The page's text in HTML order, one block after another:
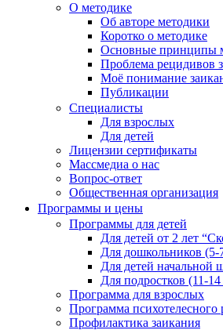
О методике
Об авторе методики
Коротко о методике
Основные принципы
Проблема рецидивов
Моё понимание
Публикации
Специалисты
Для взрослых
Для детей
Лицензии сертификаты
Массмедиа о нас
Вопрос-ответ
Общественная организация
Программы и цены
Программы для детей
Для детей от 2 лет
Для дошкольников (5-
Для детей начальной
Для подростков (11-14
Программа для взрослых
Программа психотелесного
Профилактика заикания